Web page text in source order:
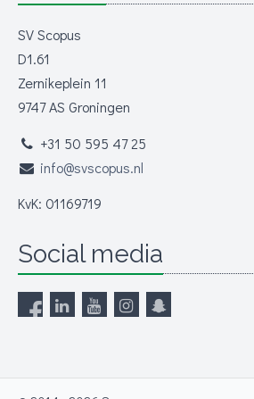
SV Scopus
D1.61
Zernikeplein 11
9747 AS Groningen
+31 50 595 47 25
info@svscopus.nl
KvK: 01169719
Social media